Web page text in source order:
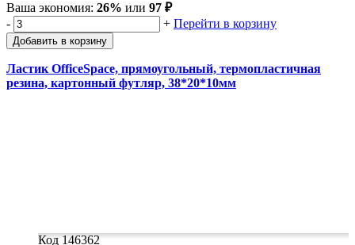
Ваша экономия: 26% или 97 ₽
-
+ Перейти в корзину
Добавить в корзину
Ластик OfficeSpace, прямоугольный, термопластичная
резина, картонный футляр, 38*20*10мм
Код 146362